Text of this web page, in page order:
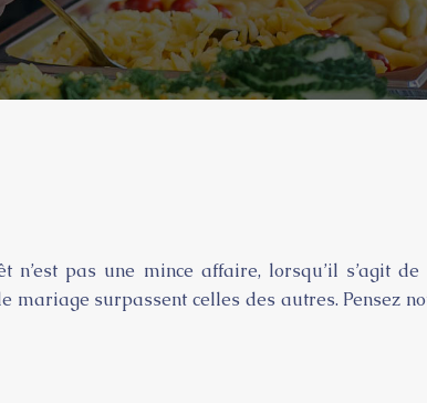
pas une mince affaire, lorsqu’il s’agit
mariage surpassent celles des autres. Pensez